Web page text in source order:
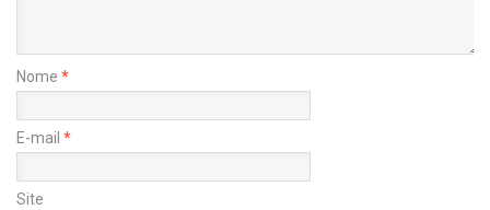
Nome *
E-mail *
Site